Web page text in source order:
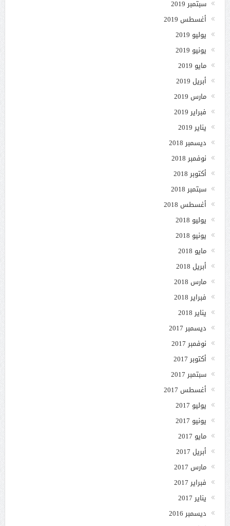
سبتمبر 2019
أغسطس 2019
يوليو 2019
يونيو 2019
مايو 2019
أبريل 2019
مارس 2019
فبراير 2019
يناير 2019
ديسمبر 2018
نوفمبر 2018
أكتوبر 2018
سبتمبر 2018
أغسطس 2018
يوليو 2018
يونيو 2018
مايو 2018
أبريل 2018
مارس 2018
فبراير 2018
يناير 2018
ديسمبر 2017
نوفمبر 2017
أكتوبر 2017
سبتمبر 2017
أغسطس 2017
يوليو 2017
يونيو 2017
مايو 2017
أبريل 2017
مارس 2017
فبراير 2017
يناير 2017
ديسمبر 2016